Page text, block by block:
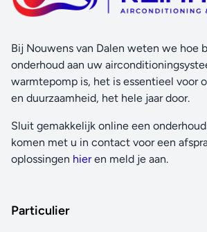
Bij Nouwens van Dalen weten we hoe
onderhoud aan uw
warmtepomp is, het is essentieel voor
en duurzaamheid, het hele jaar door.
Sluit gemakkelijk online een
komen met u in contact voor een
oplossingen hieren meld je aan.
Particulier